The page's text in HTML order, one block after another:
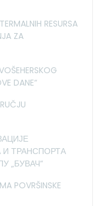
RESURSA
ZA
DANE“
ТРАНСПОРТА
„БУВАЧ“
POVRŠINSKE